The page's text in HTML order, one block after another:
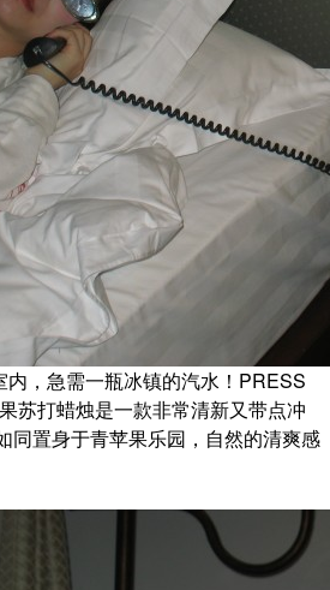
，急需一瓶冰镇的汽水！PRESS
苏打蜡烛是一款非常清新又带点冲
同置身于青苹果乐园，自然的清爽感